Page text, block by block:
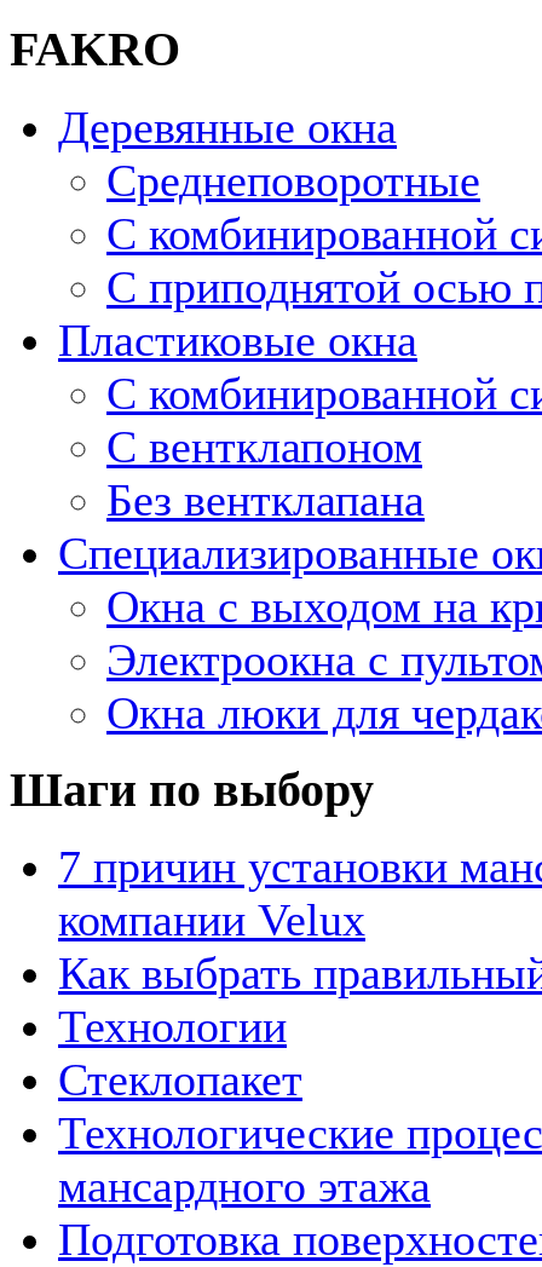
FAKRO
Деревянные окна
Среднеповоротные
С комбинированной
С приподнятой осью
Пластиковые окна
С комбинированной
С вентклапоном
Без вентклапана
Специализированные
Окна с выходом на
Электроокна с
Окна люки для
Шаги по выбору
7 причин установки
компании Velux
Как выбрать
Технологии
Стеклопакет
Технологические
мансардного этажа
Подготовка